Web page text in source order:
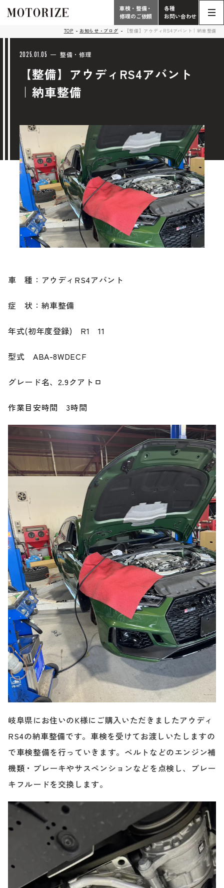
こだわり
中古車販売・在庫車情報
車検・整備・修理のご依頼
中古車探しのご依頼/その他
お問い合わせフォーム
ブランド紹介
ブログ
お客様の声
Phone
電話受付時間 10:00 - 18:30（月曜定休）
タップで電話がかかります
お問い合わせ総合
058-247-8001
タップで電話がかかります
Contact Form
24時間受付対応の
買取査定のご依頼
中古車探しのご依頼・レンタカーのご相談
電話・メールなどのご連絡方法意外にも、オンラインで
のご相談も可能です。
お問い合わせフォームにて、オンラインでのご連絡をご
希望ください。
Contact
車検・整備・
修理のご依頼
各種
お問い合わせ
TOP お知らせ・ブログ 【整備】アウディRS4アバント｜納車整備
2025.01.05 整備・修理
【整備】アウディRS4アバント
｜納車整備
車 種：アウディRS4アバント
症 状：納車整備
年式(初年度登録) R1 11
型式 ABA-8WDECF
グレード名、2.9クアトロ
作業目安時間 3時間
岐阜県にお住いのK様にご購入いただきましたアウディ
RS4の納車整備です。車検を受けてお渡しいたしますの
で車検整備を行っていきます。ベルトなどのエンジン補
機類・ブレーキやサスペンションなどを点検し、ブレー
キフルードを交換します。